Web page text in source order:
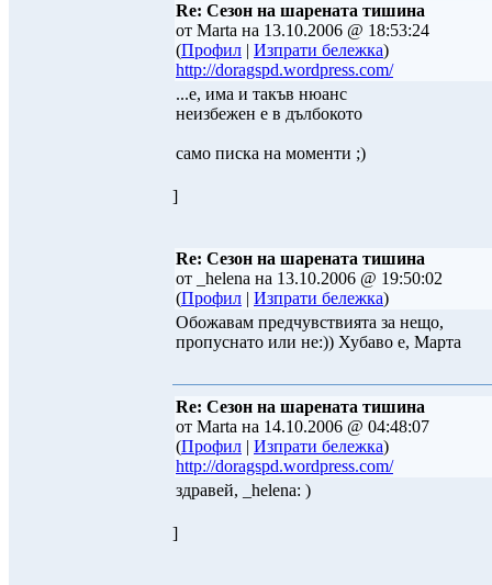
Re: Сезон на шарената тишина
от Marta на 13.10.2006 @ 18:53:24
(Профил | Изпрати бележка)
http://doragspd.wordpress.com/
...е, има и такъв нюанс
неизбежен е в дълбокото
само писка на моменти ;)
]
Re: Сезон на шарената тишина
от _helena на 13.10.2006 @ 19:50:02
(Профил | Изпрати бележка)
Обожавам предчувствията за нещо,
пропуснато или не:)) Хубаво е, Марта
Re: Сезон на шарената тишина
от Marta на 14.10.2006 @ 04:48:07
(Профил | Изпрати бележка)
http://doragspd.wordpress.com/
здравей, _helena: )
]